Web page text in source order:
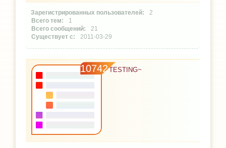
2
1
21
2011-03-29
10742TESTING~